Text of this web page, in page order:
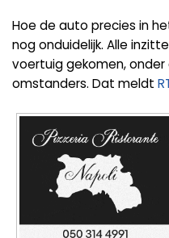
Hoe de auto precies in
nog onduidelijk. Alle
voertuig gekomen,
omstanders. Dat meldt